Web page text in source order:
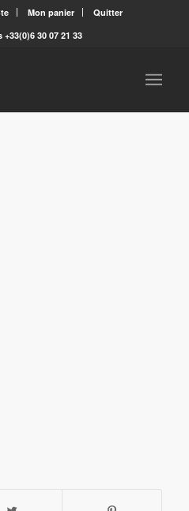
Mon panier
Quitter
30 07 21 33